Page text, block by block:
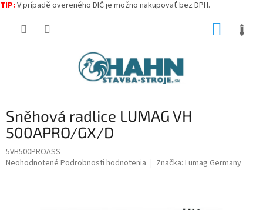
TIP: V prípadě overeného DIČ je možno nakupovať bez DPH.
Sněhová radlice LUMAG VH
500APRO/GX/D
5VH500PROASS
Priemerné
Neohodnotené Podrobnosti hodnotenia Značka: Lumag Germany